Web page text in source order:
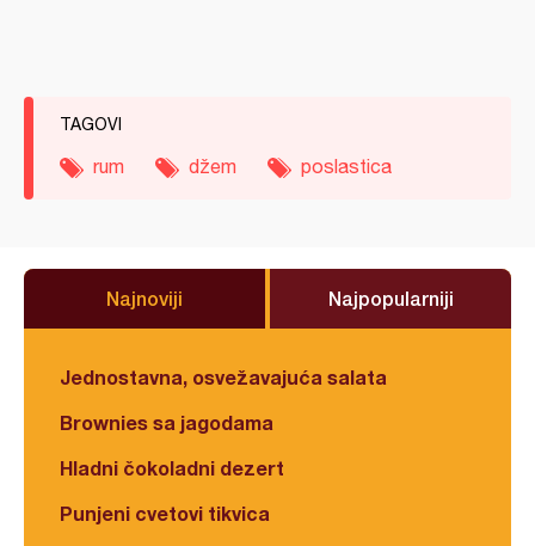
TAGOVI
rum džem poslastica
Najnoviji Najpopularniji
Jednostavna, osvežavajuća salata
Brownies sa jagodama
Hladni čokoladni dezert
Punjeni cvetovi tikvica